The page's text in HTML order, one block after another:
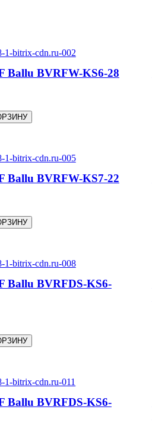
Ballu BVRFW-KS6-28
Ballu BVRFW-KS7-22
Ballu BVRFDS-KS6-
Ballu BVRFDS-KS6-